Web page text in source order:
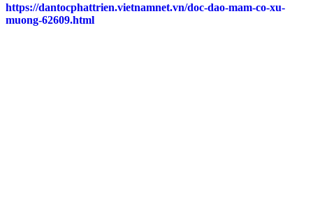
https://dantocphattrien.vietnamnet.vn/doc-dao-mam-co-xu-
muong-62609.html